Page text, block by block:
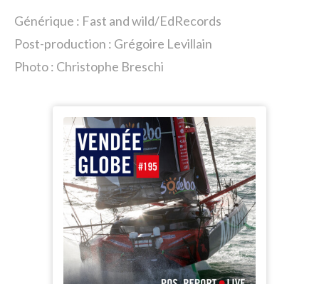
Générique : Fast and wild/EdRecords
Post-production : Grégoire Levillain
Photo : Christophe Breschi